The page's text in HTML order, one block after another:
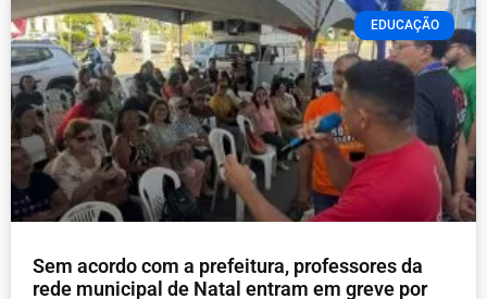
EDUCAÇÃO
​Sem acordo com a prefeitura, professores da
rede municipal de Natal entram em greve por